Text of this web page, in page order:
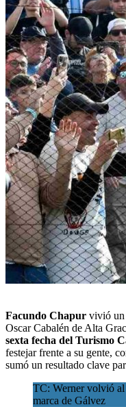
Facundo Chapur vivió un
Oscar Cabalén de Alta
sexta fecha del Turismo
festejarfrente a su gente,
sumó un resultado clave
TC: Werner volvió al
marca de Gálvez